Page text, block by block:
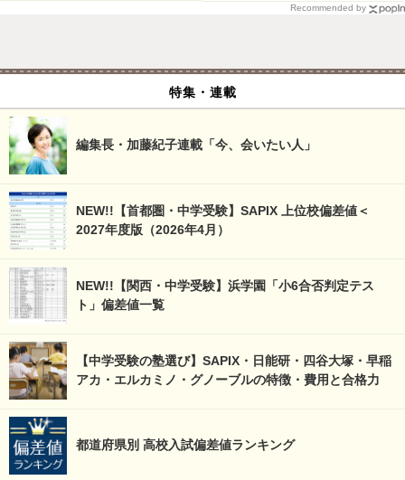
Recommended by
特集・連載
編集長・加藤紀子連載「今、会いたい人」
NEW!!【首都圏・中学受験】SAPIX 上位校偏差値＜
2027年度版（2026年4月）
NEW!!【関西・中学受験】浜学園「小6合否判定テス
ト」偏差値一覧
【中学受験の塾選び】SAPIX・日能研・四谷大塚・早稲
アカ・エルカミノ・グノーブルの特徴・費用と合格力
都道府県別 高校入試偏差値ランキング